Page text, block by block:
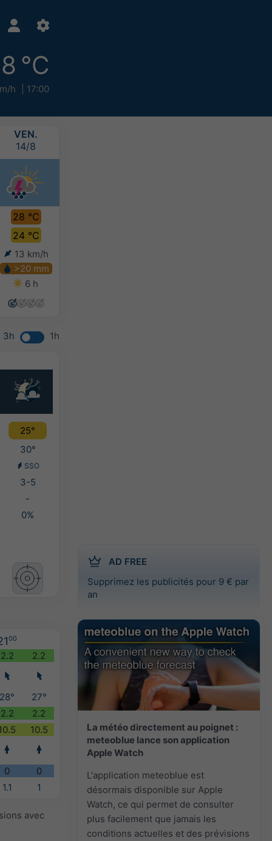
°C
h 17:00
AD FREE
Supprimez les publicités pour 9 € par
an
La météo directement au poignet :
meteoblue lance son application
Apple Watch
L'application meteoblue est
désormais disponible sur Apple
Watch, ce qui permet de consulter
plus facilement que jamais les
conditions actuelles et des prévisions
VEN.
14/8
28 °C
24 °C
13 km/h
>20 mm
6 h
3h 1h
25°
30°
SSO
3-5
-
0%
00
2.2
2.2
28°
27°
2.2
2.2
10.5
0
0
1.1 1
avec